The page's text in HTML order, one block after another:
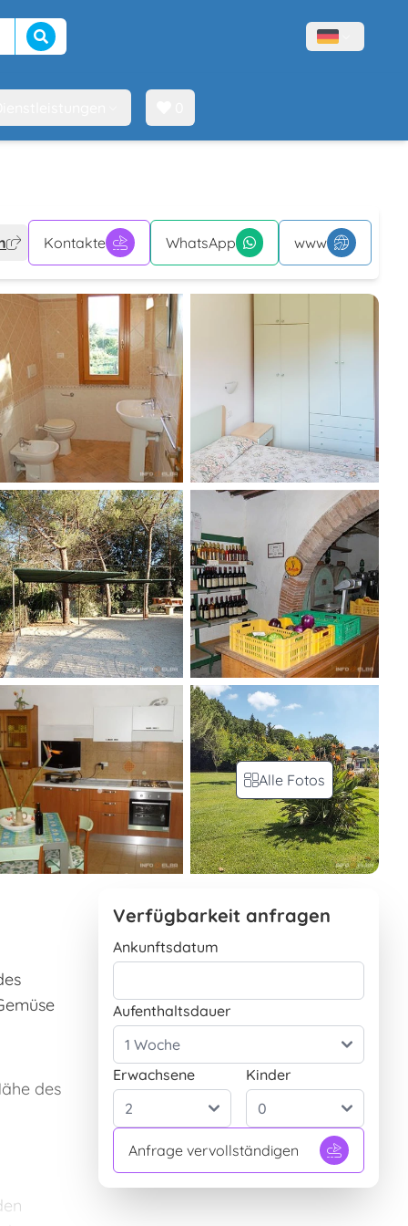
Suche beginnen Menù lingue
Kontakte WhatsApp www
des
Verfügbarkeit anfragen
Ankunftsdatum
Aufenthaltsdauer
Erwachsene Kinder
Anfrage vervollständigen
Alle Fotos